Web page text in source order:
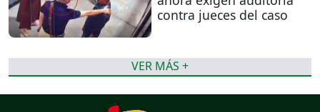
contra jueces del caso
VER MÁS +